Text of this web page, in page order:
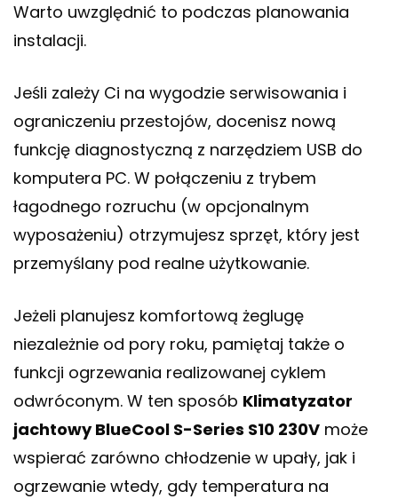
Warto uwzględnić to podczas planowania
instalacji.
Jeśli zależy Ci na wygodzie serwisowania i
ograniczeniu przestojów, docenisz nową
funkcję diagnostyczną z narzędziem USB do
komputera PC. W połączeniu z trybem
łagodnego rozruchu (w opcjonalnym
wyposażeniu) otrzymujesz sprzęt, który jest
przemyślany pod realne użytkowanie.
Jeżeli planujesz komfortową żeglugę
niezależnie od pory roku, pamiętaj także o
funkcji ogrzewania realizowanej cyklem
odwróconym. W ten sposób Klimatyzator
jachtowy BlueCool S-Series S10 230V może
wspierać zarówno chłodzenie w upały, jak i
ogrzewanie wtedy, gdy temperatura na